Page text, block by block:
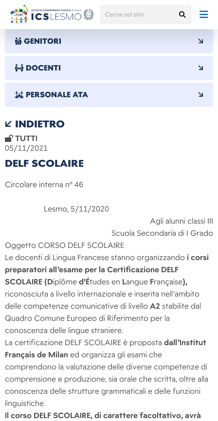
GENITORI
DOCENTI
PERSONALE ATA
INDIETRO
TUTTI
05/11/2021
DELF SCOLAIRE
Circolare interna n° 46
Lesmo, 5/11/2020
Agli alunni classi III
Scuola Secondaria di I Grado
Oggetto CORSO DELF SCOLAIRE
Le docenti di Lingua Francese stanno organizzando i corsi
preparatori all’esame per la Certificazione DELF
SCOLAIRE (Diplôme d'Études en Langue Française),
riconosciuta a livello internazionale e inserita nell’ambito
delle competenze comunicative di livello A2 stabilite dal
Quadro Comune Europeo di Riferimento per la
conoscenza delle lingue straniere.
La certificazione DELF SCOLAIRE è proposta dall’Institut
Français de Milan ed organizza gli esami che
comprendono la valutazione delle diverse competenze di
comprensione e produzione, sia orale che scritta, oltre alla
conoscenza delle strutture grammaticali e delle funzioni
linguistiche.
Il corso DELF SCOLAIRE, di carattere facoltativo, avrà